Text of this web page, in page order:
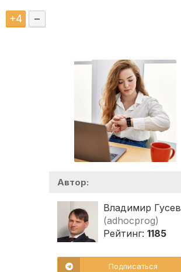
+4 –
Автор:
Владимир Гусев
(adhocprog)
Рейтинг: 1185
Подписаться